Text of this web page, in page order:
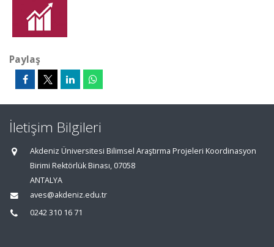
Paylaş
İletişim Bilgileri
Akdeniz Üniversitesi Bilimsel Araştırma Projeleri Koordinasyon
Birimi Rektörlük Binası, 07058
ANTALYA
aves@akdeniz.edu.tr
0242 310 16 71